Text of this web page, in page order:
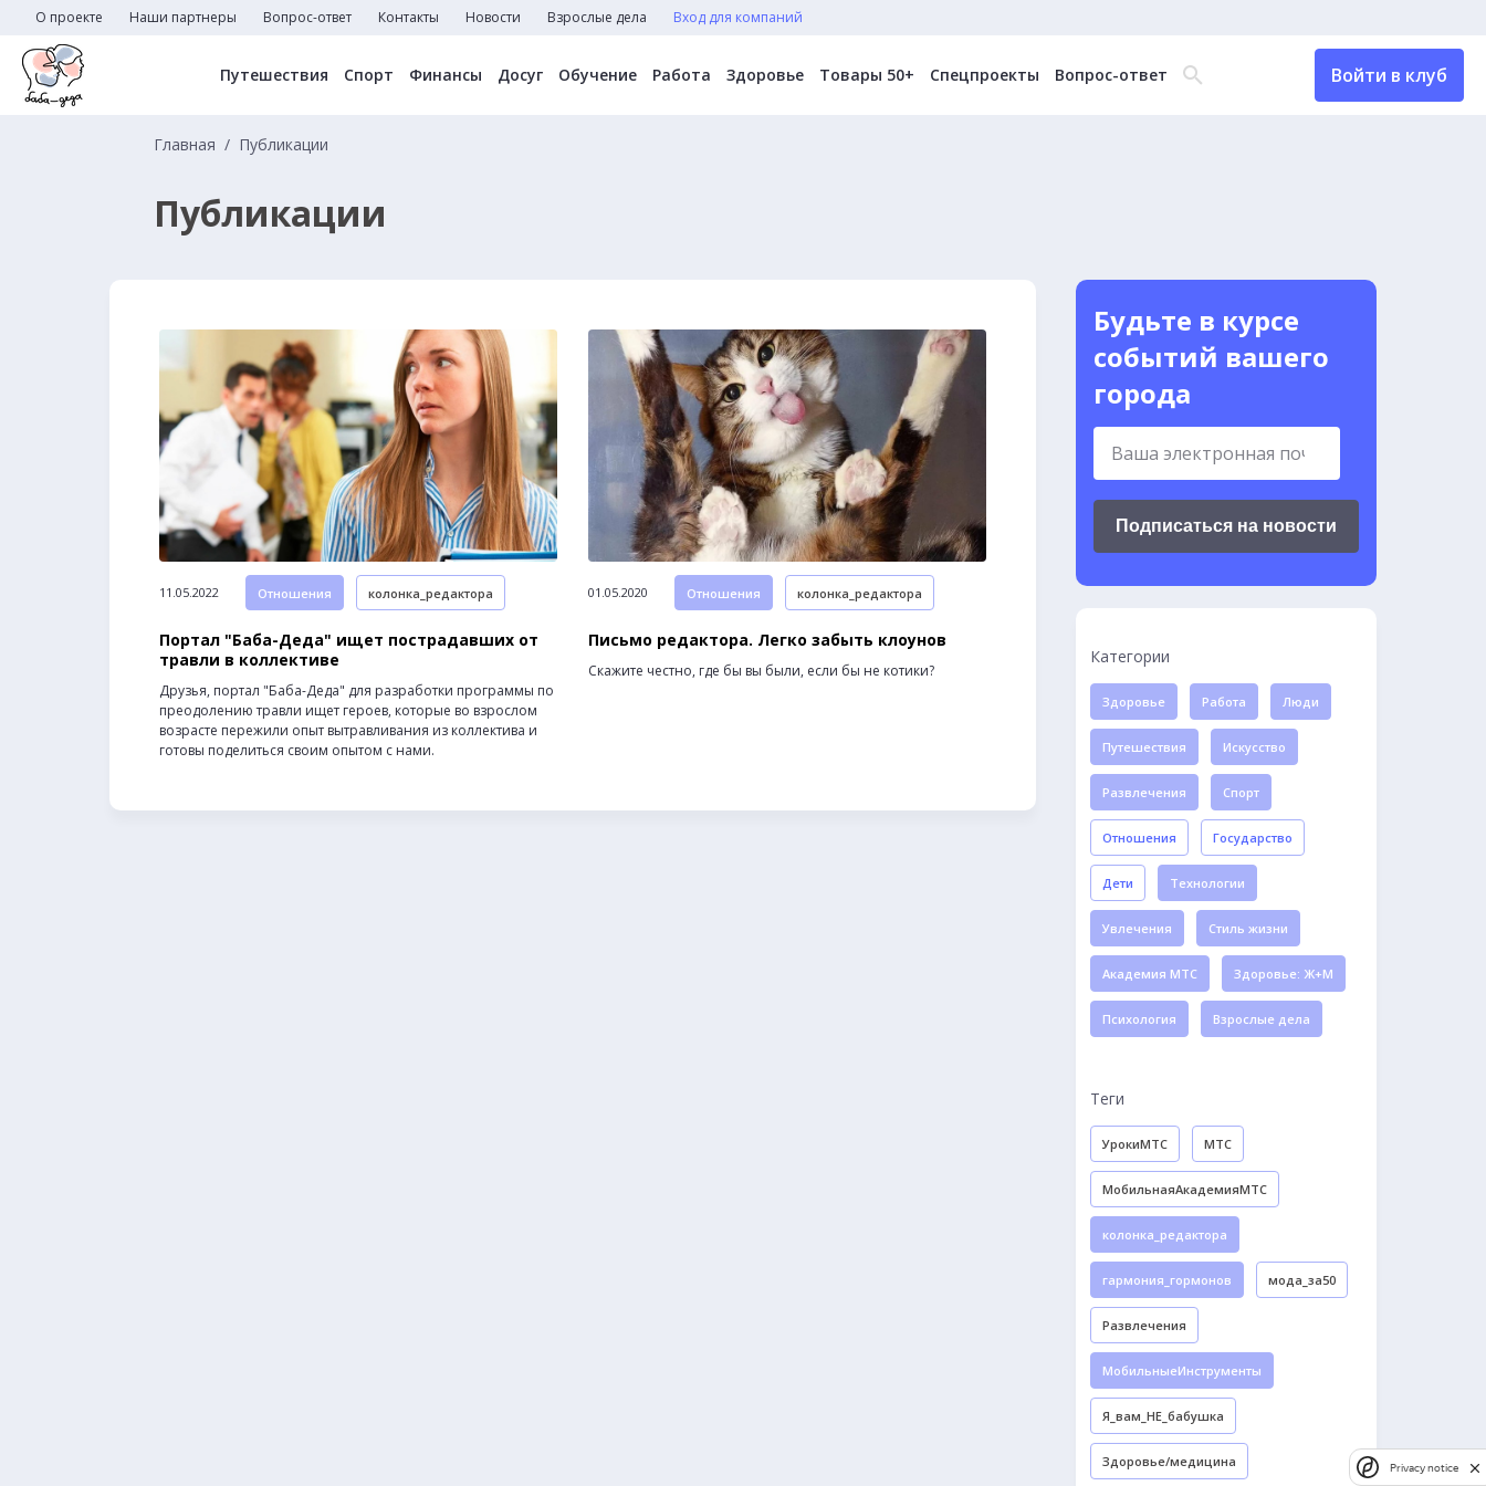
О проекте Наши партнеры Вопрос-ответ Контакты Новости Взрослые дела Вход для компаний
Путешествия Спорт Финансы Досуг Обучение Работа Здоровье Товары 50+ Спецпроекты Вопрос-ответ Войти в клуб
Главная Публикации
Публикации
11.05.2022 Отношения колонка_редактора
Портал "Баба-Деда" ищет пострадавших от
травли в коллективе
Друзья, портал "Баба-Деда" для разработки программы по
преодолению травли ищет героев, которые во взрослом
возрасте пережили опыт вытравливания из коллектива и
готовы поделиться своим опытом с нами.
01.05.2020 Отношения колонка_редактора
Письмо редактора. Легко забыть клоунов
Скажите честно, где бы вы были, если бы не котики?
Будьте в курсе
событий вашего
города
Подписаться на новости
Категории
Здоровье Работа Люди
Путешествия Искусство
Развлечения Спорт
Отношения Государство
Дети Технологии
Увлечения Стиль жизни
Академия МТС Здоровье: Ж+М
Психология Взрослые дела
Теги
УрокиМТС МТС
МобильнаяАкадемияМТС
колонка_редактора
гармония_гормонов мода_за50
Развлечения
МобильныеИнструменты
Я_вам_НЕ_бабушка
Здоровье/медицина Privacy notice